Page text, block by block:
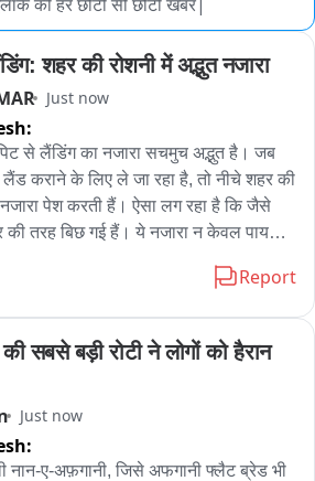
शहर की रोशनी में अद्भुत नजारा
Just now
से लैंडिंग का नजारा सचमुच अद्भुत है। जब
कराने के लिए ले जा रहा है, तो नीचे शहर की
पेश करती हैं। ऐसा लग रहा है कि जैसे
की तरह बिछ गई हैं। ये नजारा न केवल पायलट
प्लेन से दिखी खूबसूरती
Report
सबसे बड़ी रोटी ने लोगों को हैरान
Just now
नान-ए-अफ़गानी, जिसे अफगानी फ्लैट ब्रेड भी